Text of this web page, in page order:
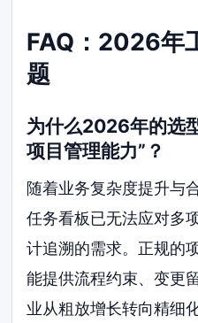
FAQ：2026年
题
为什么2026年的选
项目管理能力”？
随着业务复杂度提升与
任务看板已无法应对多
计追溯的需求。正规的
能提供流程约束、变更
业从粗放增长转向精细